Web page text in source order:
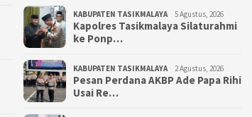
KABUPATEN TASIKMALAYA 5 Agustus, 2026
Kapolres Tasikmalaya Silaturahmi
ke Ponp…
KABUPATEN TASIKMALAYA 2 Agustus, 2026
Pesan Perdana AKBP Ade Papa Rihi
Usai Re…